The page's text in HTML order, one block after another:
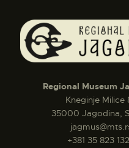
Regional Museum
Kneginje Milice
35000 Jagodina,
+381 35 823